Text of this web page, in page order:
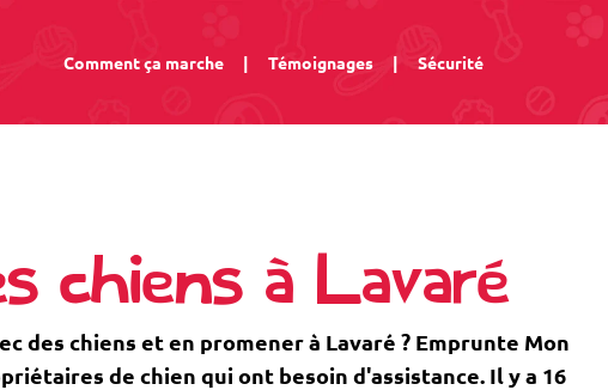
Comment ça marche | Témoignages | Sécurité
chiens à Lavaré
des chiens et en promener à Lavaré ? Emprunte Mon
de chien qui ont besoin d'assistance. Il y a 16